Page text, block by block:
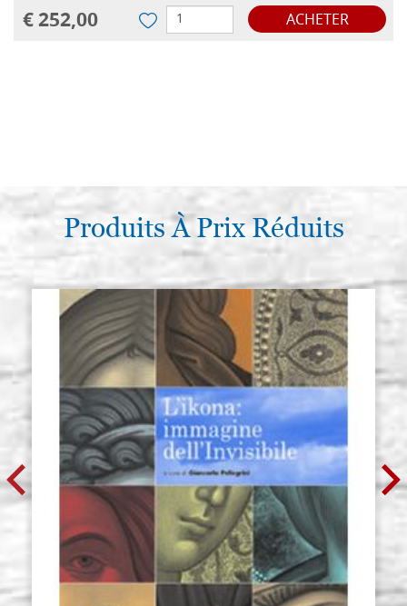
€ 252,00 ACHETER
Produits À Prix Réduits